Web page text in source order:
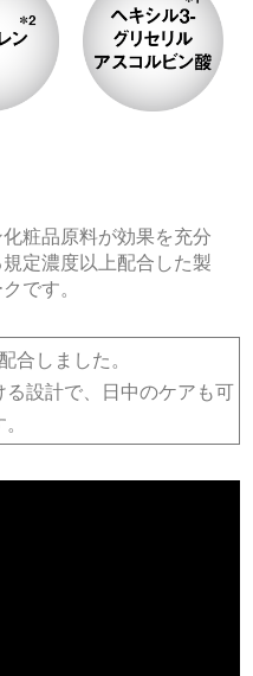
粧品原料が効果を充分
定濃度以上配合した製
です。
合しました。
設計で、日中のケアも可